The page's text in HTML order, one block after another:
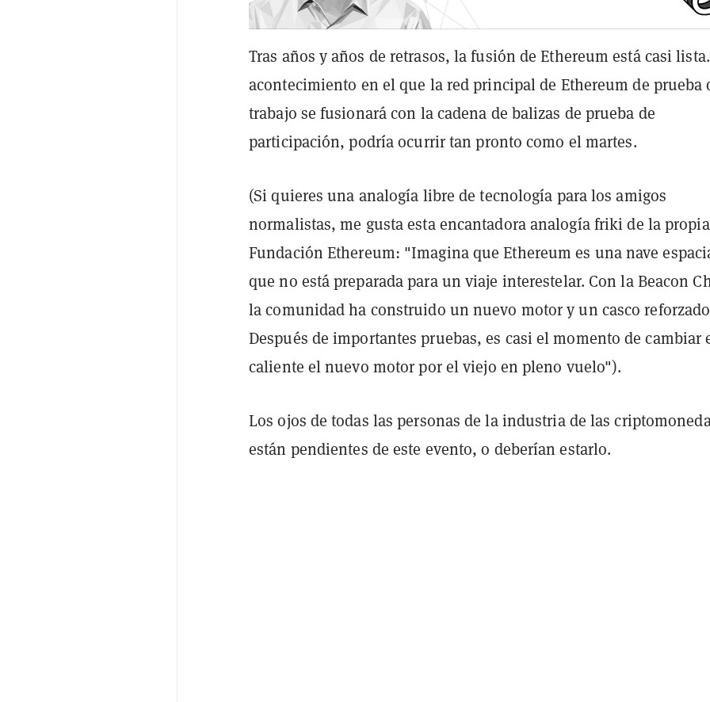
Tras años y años de retrasos, la fusión de Ethereum está casi
acontecimiento en el que la red principal de Ethereum de prueba
trabajo se fusionará con la cadena de balizas de prueba de
participación, podría ocurrir tan pronto como el martes.
(Si quieres una analogía libre de tecnología para los amigos
normalistas, me gusta esta encantadora analogía friki de la propia
Fundación Ethereum: "Imagina que Ethereum es una nave
que no está preparada para un viaje interestelar. Con la Beacon
la comunidad ha construido un nuevo motor y un casco
Después de importantes pruebas, es casi el momento de cambiar
caliente el nuevo motor por el viejo en pleno vuelo").
Los ojos de todas las personas de la industria de las
están pendientes de este evento, o deberían estarlo.